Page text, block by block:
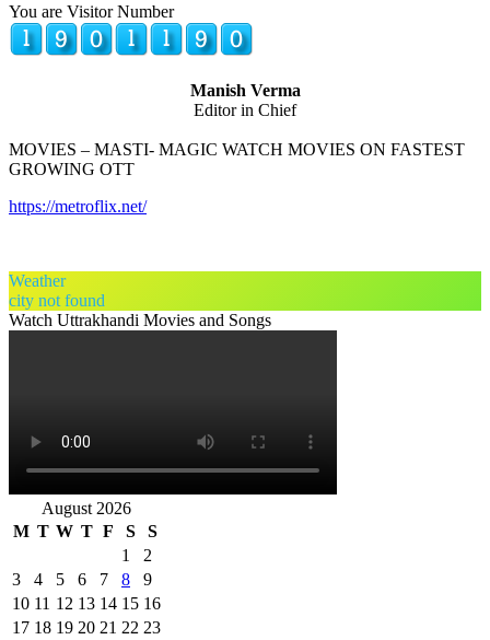
You are Visitor Number
Manish Verma
Editor in Chief
MOVIES – MASTI- MAGIC WATCH MOVIES ON FASTEST
GROWING OTT
https://metroflix.net/
Weather
city not found
Watch Uttrakhandi Movies and Songs
August 2026
M T W T F S
S
1
2
3
4 5 6 7 8
9
10 11 12 13 14 15 16
17 18 19 20 21 22 23